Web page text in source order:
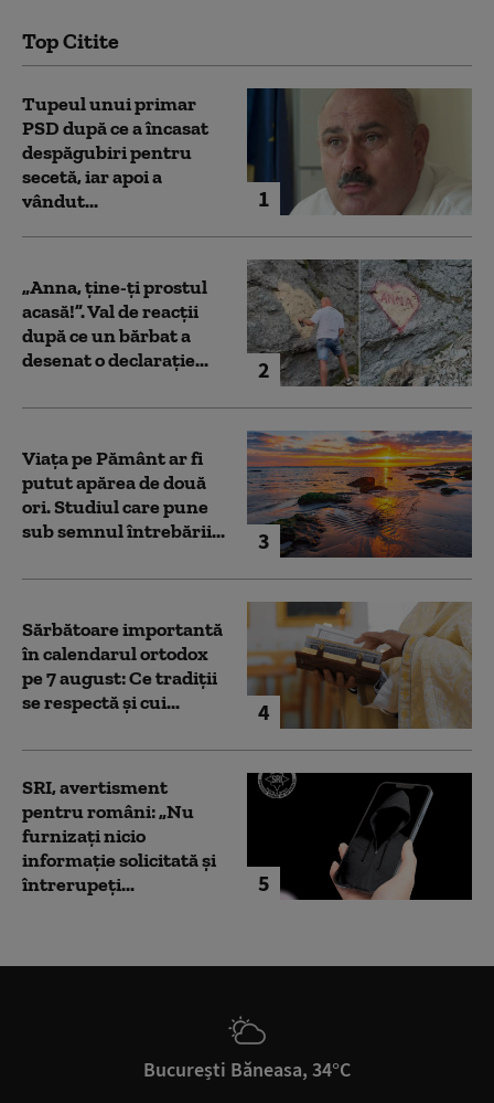
Top Citite
1
Tupeul unui primar
PSD după ce a încasat
despăgubiri pentru
secetă, iar apoi a
vândut...
2
„Anna, ţine-ţi prostul
acasă!”. Val de reacții
după ce un bărbat a
desenat o declarație...
3
Viața pe Pământ ar fi
putut apărea de două
ori. Studiul care pune
sub semnul întrebării...
4
Sărbătoare importantă
în calendarul ortodox
pe 7 august: Ce tradiții
se respectă și cui...
5
SRI, avertisment
pentru români: „Nu
furnizați nicio
informație solicitată și
întrerupeți...
București Băneasa, 34°C